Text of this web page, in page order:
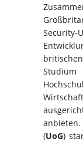
(UoG)